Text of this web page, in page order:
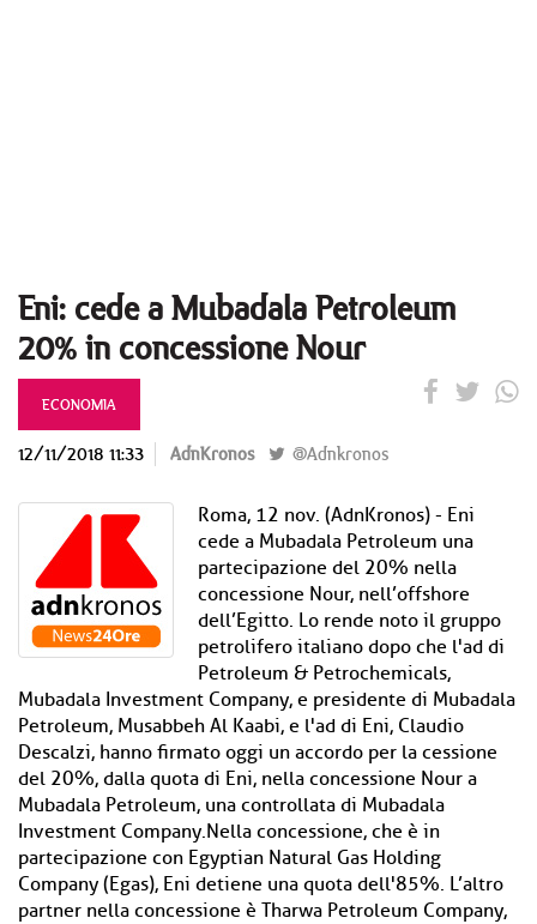
Eni: cede a Mubadala Petroleum
20% in concessione Nour
ECONOMIA
12/11/2018 11:33 AdnKronos @Adnkronos
Roma, 12 nov. (AdnKronos) - Eni
cede a Mubadala Petroleum una
partecipazione del 20% nella
concessione Nour, nell’offshore
dell’Egitto. Lo rende noto il gruppo
petrolifero italiano dopo che l'ad di
Petroleum & Petrochemicals,
Mubadala Investment Company, e presidente di Mubadala
Petroleum, Musabbeh Al Kaabi, e l'ad di Eni, Claudio
Descalzi, hanno firmato oggi un accordo per la cessione
del 20%, dalla quota di Eni, nella concessione Nour a
Mubadala Petroleum, una controllata di Mubadala
Investment Company.Nella concessione, che è in
partecipazione con Egyptian Natural Gas Holding
Company (Egas), Eni detiene una quota dell'85%. L’altro
partner nella concessione è Tharwa Petroleum Company,